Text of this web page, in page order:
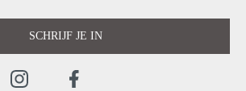
SCHRIJF JE IN